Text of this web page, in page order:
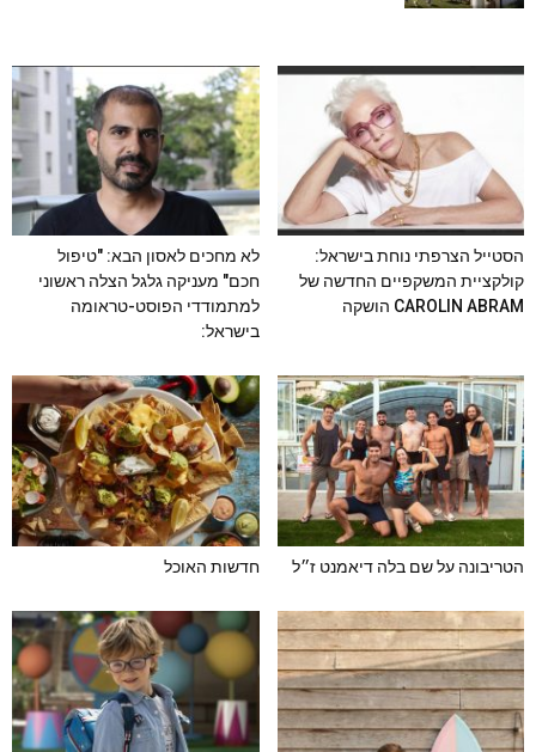
הסטייל הצרפתי נוחת בישראל:
קולקציית המשקפיים החדשה של
CAROLIN ABRAM הושקה
לא מחכים לאסון הבא: "טיפול
חכם" מעניקה גלגל הצלה ראשוני
למתמודדי הפוסט-טראומה
בישראל:
הטריבונה על שם בלה דיאמנט ז״ל חדשות האוכל